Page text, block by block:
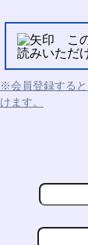
こ
読みいただ
※会員登録する
けます。